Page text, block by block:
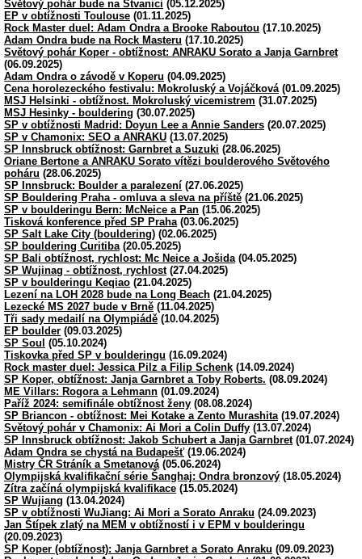
Světový pohár bude na Štvanici (05.12.2025)
EP v obtížnosti Toulouse (01.11.2025)
Rock Master duel: Adam Ondra a Brooke Raboutou (17.10.2025)
Adam Ondra bude na Rock Masteru (17.10.2025)
Světový pohár Koper - obtížnost: ANRAKU Sorato a Janja Garnbret
(06.09.2025)
Adam Ondra o závodě v Koperu (04.09.2025)
Cena horolezeckého festivalu: Mokroluský a Vojáčková(01.09.2025)
MSJ Helsinki - obtížnost. Mokroluský vicemistrem (31.07.2025)
MSJ Hesinky - bouldering (30.07.2025)
SP v obtížnosti Madrid: Doyun Lee a Annie Sanders (20.07.2025)
SP v Chamonix: SEO a ANRAKU (13.07.2025)
SP Innsbruck obtížnost: Garnbret a Suzuki (28.06.2025)
Oriane Bertone a ANRAKU Sorato vítězi boulderového Světového
poháru (28.06.2025)
SP Innsbruck: Boulder a paralezení (27.06.2025)
SP Bouldering Praha - omluva a sleva na příště (21.06.2025)
SP v boulderingu Bern: McNeice a Pan (15.06.2025)
Tisková konference před SP Praha(03.06.2025)
SP Salt Lake City (bouldering) (02.06.2025)
SP bouldering Curitiba(20.05.2025)
SP Bali obtížnost, rychlost: Mc Neice a Jošida(04.05.2025)
SP Wujinag - obtížnost, rychlost(27.04.2025)
SP v boulderingu Keqiao (21.04.2025)
Lezení na LOH 2028 bude na Long Beach (21.04.2025)
Lezecké MS 2027 bude v Brně (11.04.2025)
Tři sady medailí na Olympiádě (10.04.2025)
EP boulder (09.03.2025)
SP Soul (05.10.2024)
Tiskovka před SP v boulderingu (16.09.2024)
Rock master duel: Jessica Pilz a Filip Schenk (14.09.2024)
SP Koper, obtížnost: Janja Garnbret a Toby Roberts. (08.09.2024)
ME Villars: Rogora a Lehmann (01.09.2024)
Paříž 2024: semifinále obtížnost ženy (08.08.2024)
SP Briancon - obtížnost: Mei Kotake a Zento Murashita(19.07.2024)
Světový pohár v Chamonix: Ai Mori a Colin Duffy (13.07.2024)
SP Innsbruck obtížnost: Jakob Schubert a Janja Garnbret(01.07.2024)
Adam Ondra se chystá na Budapešť(19.06.2024)
Mistry ČR Stráník a Smetanová(05.06.2024)
Olympijská kvalifikační série Šanghaj: Ondra bronzový (18.05.2024)
Zítra začíná olympijská kvalifikace (15.05.2024)
SP Wujiang (13.04.2024)
SP v obtížnosti WuJiang: Ai Mori a Sorato Anraku (24.09.2023)
Jan Štípek zlatý na MEM v obtížností i v EPM v boulderingu
(20.09.2023)
SP Koper (obtížnost): Janja Garnbret a Sorato Anraku (09.09.2023)